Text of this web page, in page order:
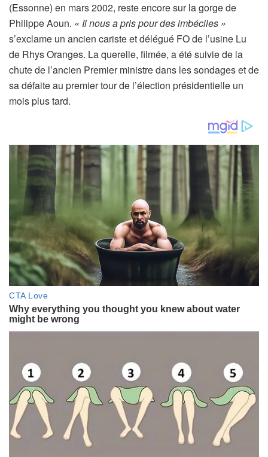
v
é
à
n
o
s
o
n
n
é
s
(Essonne) en mars 2002, reste encore sur la gorge de
Philippe Aoun. « Il nous a pris pour des imbéciles »
s’exclame un ancien cariste et délégué FO de l’usine Lu
de Rhys Oranges. La querelle, filmée, a été suivie de la
chute de l’ancien Premier ministre dans les sondages et de
sa défaite au premier tour de l’élection présidentielle un
mois plus tard.